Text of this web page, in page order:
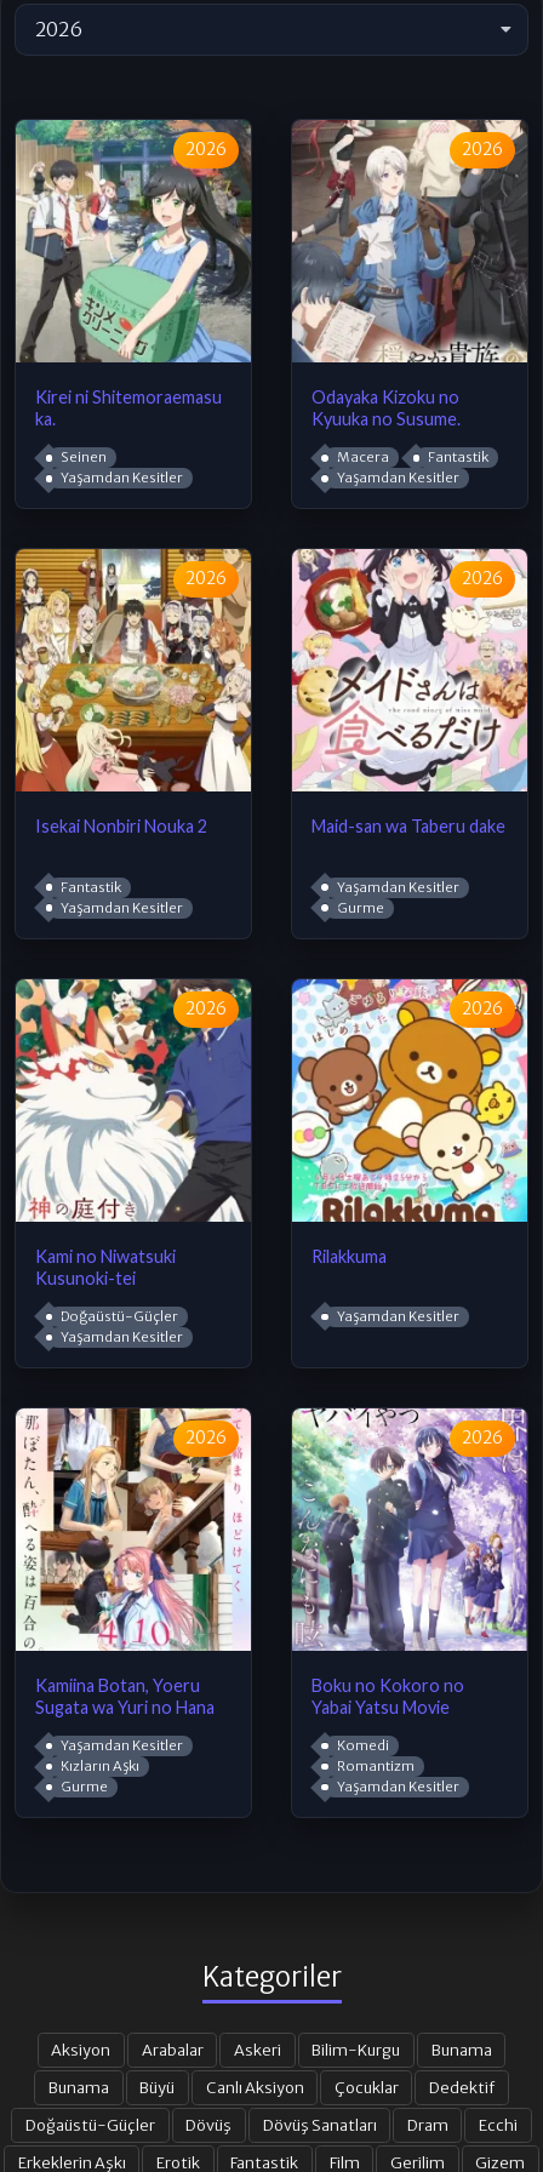
2026
2026
Kirei ni Shitemoraemasu
ka.
Seinen
Yaşamdan Kesitler
2026
Odayaka Kizoku no
Kyuuka no Susume.
Macera
Fantastik
Yaşamdan Kesitler
2026
Isekai Nonbiri Nouka 2
Fantastik
Yaşamdan Kesitler
2026
Maid-san wa Taberu dake
Yaşamdan Kesitler
Gurme
2026
Kami no Niwatsuki
Kusunoki-tei
Doğaüstü-Güçler
Yaşamdan Kesitler
2026
Rilakkuma
Yaşamdan Kesitler
2026
Kamiina Botan, Yoeru
Sugata wa Yuri no Hana
Yaşamdan Kesitler
Kızların Aşkı
Gurme
2026
Boku no Kokoro no
Yabai Yatsu Movie
Komedi
Romantizm
Yaşamdan Kesitler
Kategoriler
Aksiyon Arabalar Askeri Bilim-Kurgu
Bunama
Bunama
Büyü Canlı Aksiyon Çocuklar
Dedektif
Doğaüstü-Güçler
Dövüş Dövüş Sanatları Dram
Ecchi
Erkeklerin Aşkı
Erotik Fantastik Film Gerilim Gizem